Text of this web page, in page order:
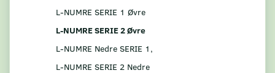
L-NUMRE SERIE 1 Øvre
L-NUMRE SERIE 2 Øvre
L-NUMRE Nedre SERIE 1,
L-NUMRE SERIE 2 Nedre